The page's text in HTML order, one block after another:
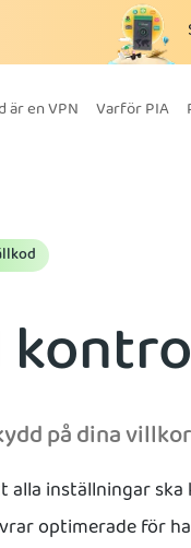
är en VPN Varför PIA
på dina villkor
inställningar ska
optimerade för